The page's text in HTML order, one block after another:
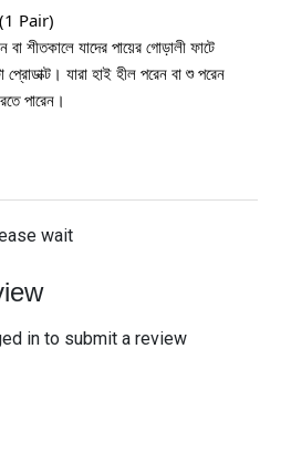
Pair)
বা শীতকালে যাদের পায়ের গোড়ালী ফাটে
যারা হাই হীল পরেন বা শু পরেন
পারেন।
wait
in to submit a review